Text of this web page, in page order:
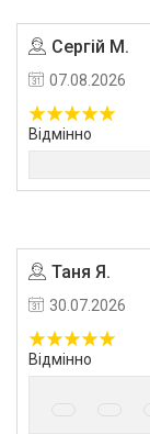
Сергій М.
07.08.2026
Відмінно
Таня Я.
30.07.2026
Відмінно